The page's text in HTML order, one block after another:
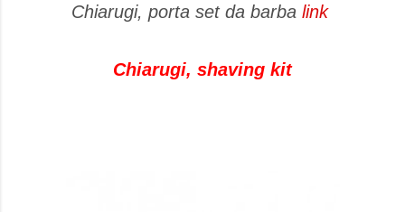
Chiarugi, porta set da barba link
Chiarugi, shaving kit